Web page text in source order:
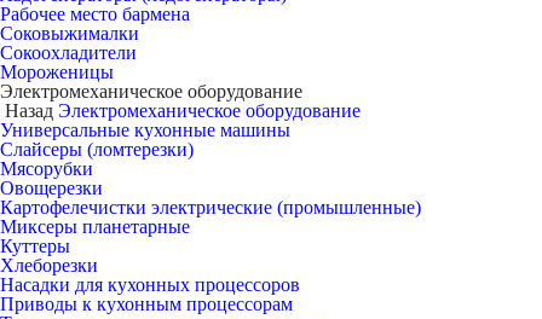
Рабочее место бармена
Соковыжималки
Сокоохладители
Мороженицы
Электромеханическое оборудование
Назад Электромеханическое оборудование
Универсальные кухонные машины
Слайсеры (ломтерезки)
Мясорубки
Овощерезки
Картофелечистки электрические (промышленные)
Миксеры планетарные
Куттеры
Хлеборезки
Насадки для кухонных процессоров
Приводы к кухонным процессорам